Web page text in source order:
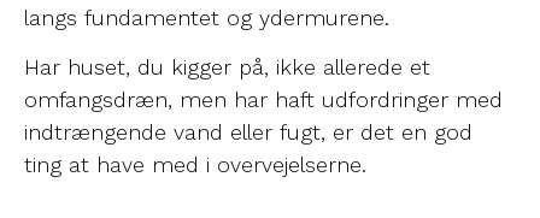
langs fundamentet og ydermurene.
Har huset, du kigger på, ikke allerede et
omfangsdræn, men har haft udfordringer med
indtrængende vand eller fugt, er det en god
ting at have med i overvejelserne.